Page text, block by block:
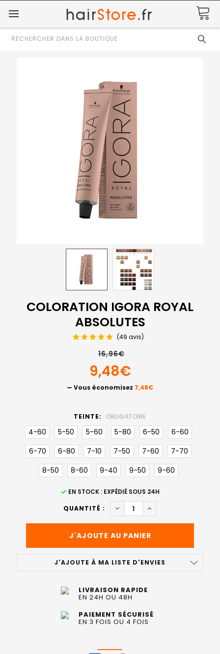
Rechercher
COLORATION IGORA ROYAL
ABSOLUTES
(49 avis)
16,96€
9,48€
— Vous économisez 7,48€
TEINTE: OBLIGATOIRE
4-60 5-50 5-60 5-80 6-50
6-60
6-70
6-80 7-10 7-50 7-60
7-70
8-50
8-60 9-40 9-50 9-60
EN STOCK : EXPÉDIÉ SOUS 24H
QUANTITÉ :
DIMINUER LA QUANTITÉ DE
AUGMENTER LA
J'AJOUTE À MA LISTE D'ENVIES
LIVRAISON RAPIDE
EN 24H OU 48H
PAIEMENT SÉCURISÉ
EN 3 FOIS OU 4 FOIS